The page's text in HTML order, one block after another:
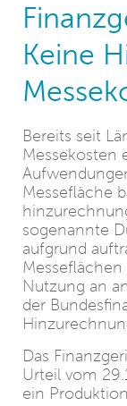
Keine
Bereits seit
Messekosten
Messefläche
sogenannte
aufgrund
Nutzung an
der
Das
Urteil vom
ein